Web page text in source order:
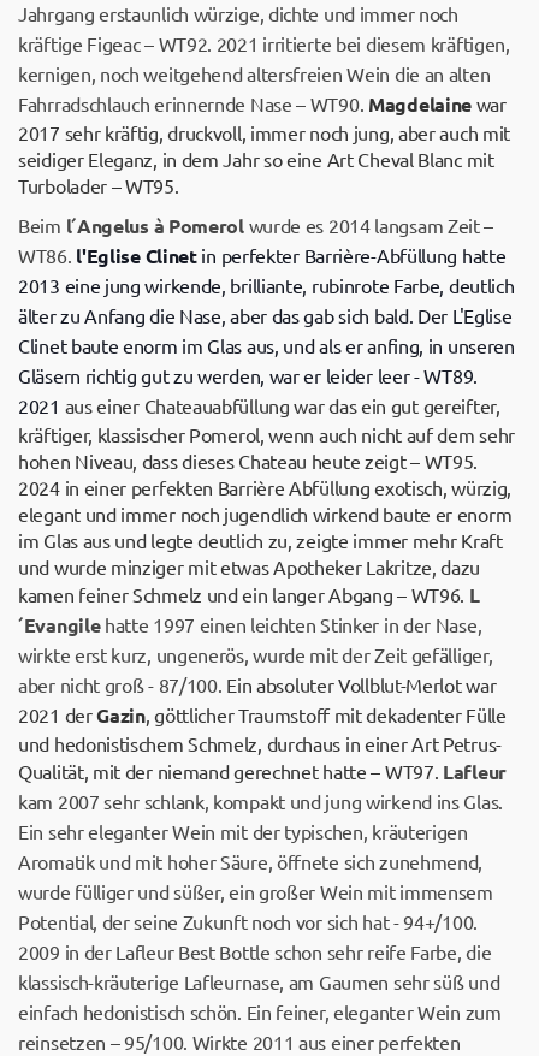
Jahrgang erstaunlich würzige, dichte und immer noch
kräftige Figeac – WT92. 2021 irritierte bei diesem kräftigen,
kernigen, noch weitgehend altersfreien Wein die an alten
Fahrradschlauch erinnernde Nase – WT90. Magdelaine war
2017 sehr kräftig, druckvoll, immer noch jung, aber auch mit
seidiger Eleganz, in dem Jahr so eine Art Cheval Blanc mit
Turbolader – WT95.
Beim l´Angelus à Pomerol wurde es 2014 langsam Zeit –
WT86. l'Eglise Clinetin perfekter Barrière-Abfüllung hatte
2013 eine jung wirkende, brilliante, rubinrote Farbe, deutlich
älter zu Anfang die Nase, aber das gab sich bald. Der L'Eglise
Clinet baute enorm im Glas aus, und als er anfing, in unseren
Gläsern richtig gut zu werden, war er leider leer - WT89.
2021 aus einer Chateauabfüllung war das ein gut gereifter,
kräftiger, klassischer Pomerol, wenn auch nicht auf dem sehr
hohen Niveau, dass dieses Chateau heute zeigt – WT95.
2024 in einer perfekten Barrière Abfüllung exotisch, würzig,
elegant und immer noch jugendlich wirkend baute er enorm
im Glas aus und legte deutlich zu, zeigte immer mehr Kraft
und wurde minziger mit etwas Apotheker Lakritze, dazu
kamen feiner Schmelz und ein langer Abgang – WT96. L
´Evangilehatte 1997 einen leichten Stinker in der Nase,
wirkte erst kurz, ungenerös, wurde mit der Zeit gefälliger,
aber nicht groß - 87/100. Ein absoluter Vollblut-Merlot war
2021 derGazin, göttlicher Traumstoff mit dekadenter Fülle
und hedonistischem Schmelz, durchaus in einer Art Petrus-
Qualität, mit der niemand gerechnet hatte – WT97. Lafleur
kam 2007 sehr schlank, kompakt und jung wirkend ins Glas.
Ein sehr eleganter Wein mit der typischen, kräuterigen
Aromatik und mit hoher Säure, öffnete sich zunehmend,
wurde fülliger und süßer, ein großer Wein mit immensem
Potential, der seine Zukunft noch vor sich hat - 94+/100.
2009 in der Lafleur Best Bottle schon sehr reife Farbe, die
klassisch-kräuterige Lafleurnase, am Gaumen sehr süß und
einfach hedonistisch schön. Ein feiner, eleganter Wein zum
reinsetzen – 95/100. Wirkte 2011 aus einer perfekten